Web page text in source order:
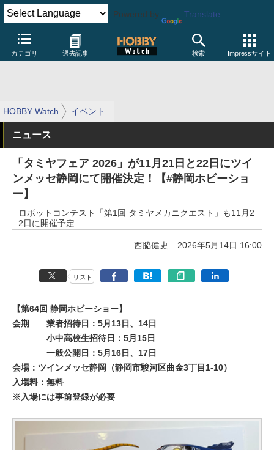
Powered by Translate
カテゴリ 過去記事 検索 Impressサイト
HOBBY Watch イベント
ニュース
「タミヤフェア 2026」が11月21日と22日にツイ
ンメッセ静岡にて開催決定！【#静岡ホビーショ
ー】
ロボットコンテスト「第1回 タミヤメカニクエスト」も11月2
2日に開催予定
西脇健史 2026年5月14日 16:00
リスト
【第64回 静岡ホビーショー】
会期
業者招待日：5月13日、14日
小中高校生招待日：5月15日
一般公開日：5月16日、17日
会場：ツインメッセ静岡（静岡市駿河区曲金3丁目1-10）
入場料：無料
※入場には事前登録が必要